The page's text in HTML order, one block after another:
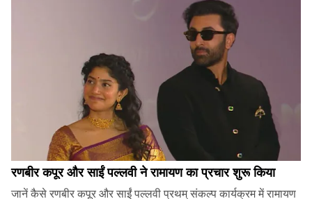
रणबीर कपूर और साईं पल्लवी ने रामायण का प्रचार शुरू किया
जानें कैसे रणबीर कपूर और साईं पल्लवी प्रथम् संकल्प कार्यक्रम में रामायण